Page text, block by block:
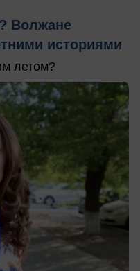
Волжане
историями
летом?